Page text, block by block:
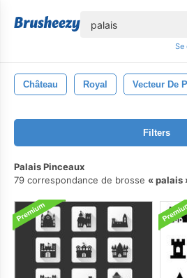
Se
Château Royal Vecteur De
Filters
Palais Pinceaux
79 correspondance de brosse
palais